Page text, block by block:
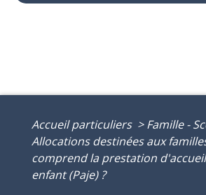
Accueil particuliers > Famille -
Allocations destinées aux
comprend la prestation
enfant (Paje) ?